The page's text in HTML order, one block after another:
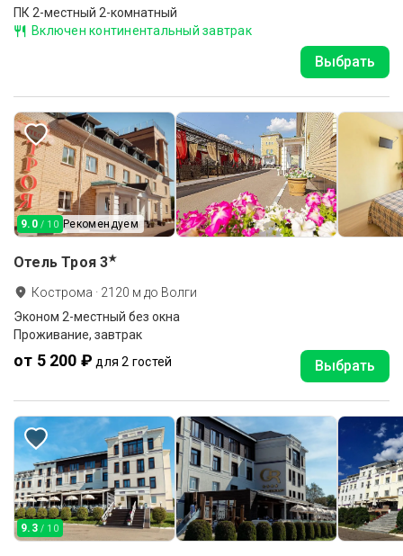
ПК 2-местный 2-комнатный
Включен континентальный завтрак
Выбрать
9.0 / 10 Рекомендуем
Отель Троя 3★
Кострома · 2120 м до Волги
Эконом 2-местный без окна
Проживание, завтрак
от 5 200 ₽ для 2 гостей Выбрать
9.3 / 10